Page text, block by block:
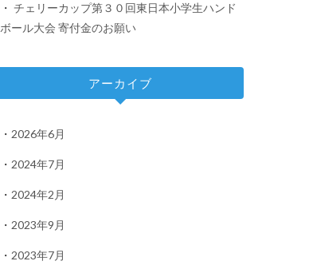
チェリーカップ第３０回東日本小学生ハンド
ボール大会 寄付金のお願い
アーカイブ
2026年6月
2024年7月
2024年2月
2023年9月
2023年7月